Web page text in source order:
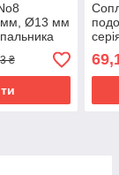
мм, Ø13 мм
₴
WP-